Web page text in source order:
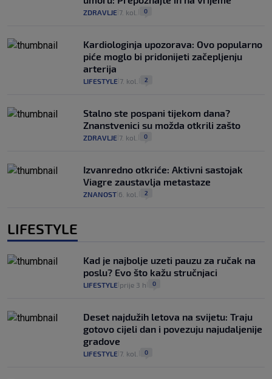
ZDRAVLJE 7. kol. 0
Kardiologinja upozorava: Ovo popularno
piće moglo bi pridonijeti začepljenju
arterija
LIFESTYLE 7. kol. 2
Stalno ste pospani tijekom dana?
Znanstvenici su možda otkrili zašto
ZDRAVLJE 7. kol. 0
Izvanredno otkriće: Aktivni sastojak
Viagre zaustavlja metastaze
ZNANOST 6. kol. 2
LIFESTYLE
Kad je najbolje uzeti pauzu za ručak na
poslu? Evo što kažu stručnjaci
LIFESTYLE prije 3 h 0
Deset najdužih letova na svijetu: Traju
gotovo cijeli dan i povezuju najudaljenije
gradove
LIFESTYLE 7. kol. 0